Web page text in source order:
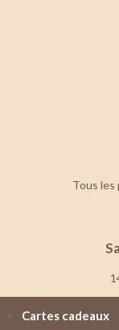
Tous les
Cartes cadeaux